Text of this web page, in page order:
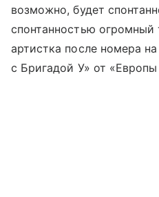
возможно, будет
спонтанностью
артистка после номера
с Бригадой У» от